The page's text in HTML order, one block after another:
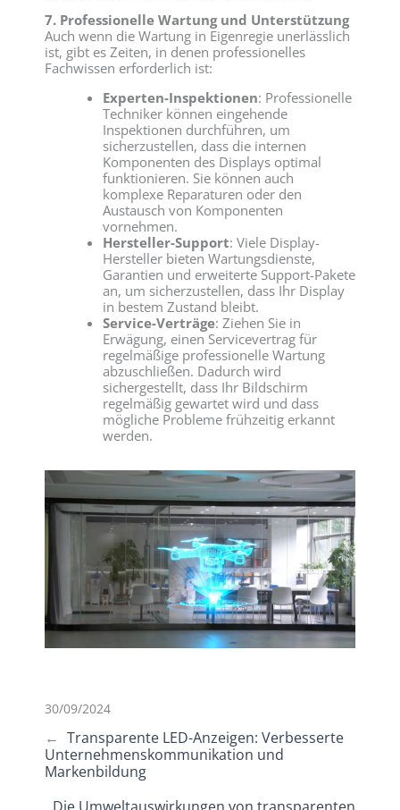
7. Professionelle Wartung und Unterstützung
Auch wenn die Wartung in Eigenregie unerlässlich
ist, gibt es Zeiten, in denen professionelles
Fachwissen erforderlich ist:
Experten-Inspektionen: Professionelle
Techniker können eingehende
Inspektionen durchführen, um
sicherzustellen, dass die internen
Komponenten des Displays optimal
funktionieren. Sie können auch
komplexe Reparaturen oder den
Austausch von Komponenten
vornehmen.
Hersteller-Support: Viele Display-
Hersteller bieten Wartungsdienste,
Garantien und erweiterte Support-Pakete
an, um sicherzustellen, dass Ihr Display
in bestem Zustand bleibt.
Service-Verträge: Ziehen Sie in
Erwägung, einen Servicevertrag für
regelmäßige professionelle Wartung
abzuschließen. Dadurch wird
sichergestellt, dass Ihr Bildschirm
regelmäßig gewartet wird und dass
mögliche Probleme frühzeitig erkannt
werden.
30/09/2024
← Transparente LED-Anzeigen: Verbesserte
Unternehmenskommunikation und
Markenbildung
Die Umweltauswirkungen von transparenten